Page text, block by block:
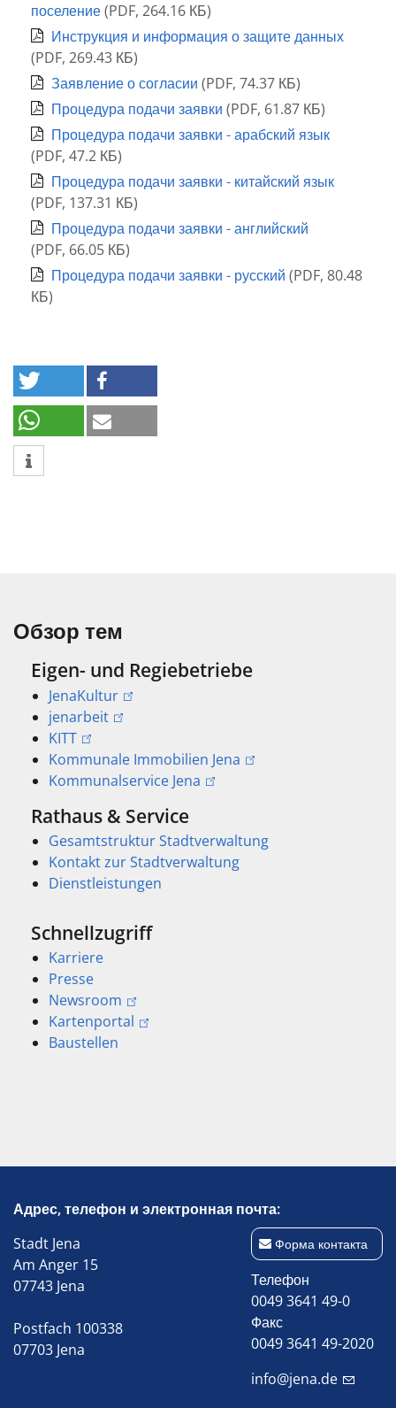
поселение(PDF, 264.16 КБ)
Инструкция и информация о защите данных
(PDF, 269.43 КБ)
Заявление о согласии (PDF, 74.37 КБ)
Процедура подачи заявки (PDF, 61.87 КБ)
Процедура подачи заявки - арабский язык
(PDF, 47.2 КБ)
Процедура подачи заявки - китайский язык
(PDF, 137.31 КБ)
Процедура подачи заявки - английский
(PDF, 66.05 КБ)
Процедура подачи заявки - русский (PDF, 80.48
КБ)
Обзор тем
Eigen- und Regiebetriebe
JenaKultur
jenarbeit
KITT
Kommunale Immobilien Jena
Kommunalservice Jena
Rathaus & Service
Gesamtstruktur Stadtverwaltung
Kontakt zur Stadtverwaltung
Dienstleistungen
Schnellzugriff
Karriere
Presse
Newsroom
Kartenportal
Baustellen
Адрес, телефон и электронная почта:
Stadt Jena
Am Anger 15
07743 Jena
Postfach 100338
07703 Jena
Форма контакта
Телефон
0049 3641 49-0
Факс
0049 3641 49-2020
info@jena.de